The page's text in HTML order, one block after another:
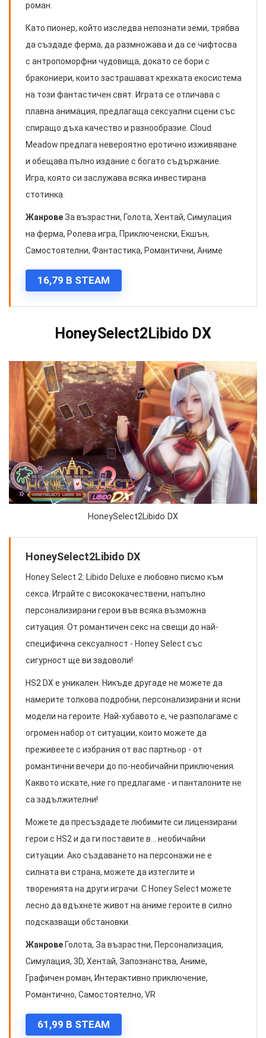
16,79 В STEAM
роман.
Като пионер, който изследва непознати земи, трябва
да създаде ферма, да размножава и да се чифтосва
с антропоморфни чудовища, докато се бори с
бракониери, които застрашават крехката екосистема
на този фантастичен свят. Играта се отличава с
плавна анимация, предлагаща сексуални сцени със
спиращо дъха качество и разнообразие. Cloud
Meadow предлага невероятно еротично изживяване
и обещава пълно издание с богато съдържание.
Игра, която си заслужава всяка инвестирана
стотинка.
ЖанровеЗа възрастни, Голота, Хентай, Симулация
на ферма, Ролева игра, Приключенски, Екшън,
Самостоятелни, Фантастика, Романтични, Аниме
HoneySelect2Libido DX
HoneySelect2Libido DX
61,99 В STEAM
HoneySelect2Libido DX
Honey Select 2: Libido Deluxe е любовно писмо към
секса. Играйте с висококачествени, напълно
персонализирани герои във всяка възможна
ситуация. От романтичен секс на свещи до най-
специфична сексуалност - Honey Select със
сигурност ще ви задоволи!
HS2 DX е уникален. Никъде другаде не можете да
намерите толкова подробни, персонализирани и ясни
модели на героите. Най-хубавото е, че разполагаме с
огромен набор от ситуации, които можете да
преживеете с избрания от вас партньор - от
романтични вечери до по-необичайни приключения.
Каквото искате, ние го предлагаме - и панталоните не
са задължителни!
Можете да пресъздадете любимите си лицензирани
герои с HS2 и да ги поставите в... необичайни
ситуации. Ако създаването на персонажи не е
силната ви страна, можете да изтеглите и
творенията на други играчи. С Honey Select можете
лесно да вдъхнете живот на аниме героите в силно
подсказващи обстановки.
Жанрове Голота, За възрастни, Персонализация,
Симулация, 3D, Хентай, Запознанства, Аниме,
Графичен роман, Интерактивно приключение,
Романтично, Самостоятелно, VR